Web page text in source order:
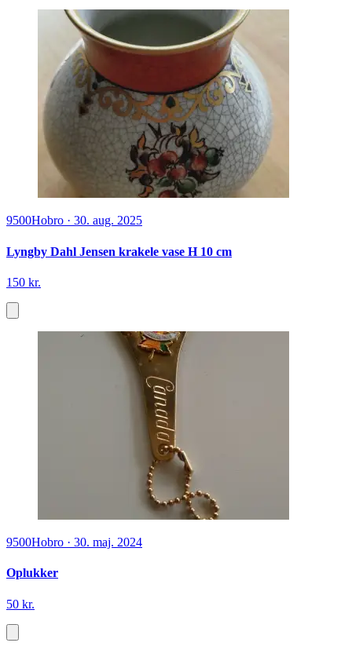
9500Hobro · 30. aug. 2025
Lyngby Dahl Jensen krakele vase H 10 cm
150 kr.
9500Hobro · 30. maj. 2024
Oplukker
50 kr.